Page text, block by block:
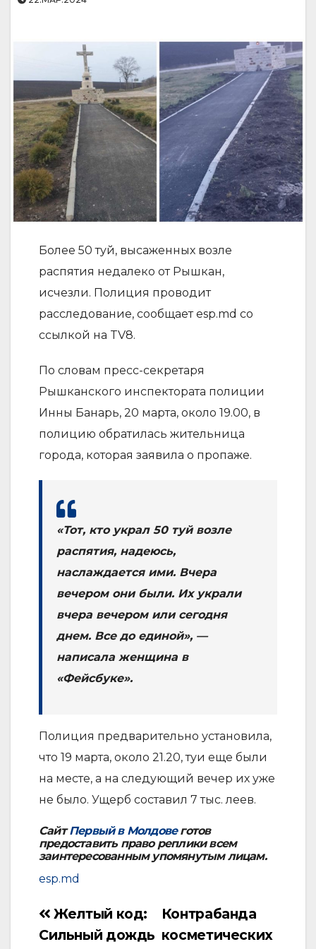
Более 50 туй, высаженных возле
распятия недалеко от Рышкан,
исчезли. Полиция проводит
расследование, сообщает esp.md со
ссылкой на TV8.
По словам пресс-секретаря
Рышканского инспектората полиции
Инны Банарь, 20 марта, около 19.00, в
полицию обратилась жительница
города, которая заявила о пропаже.
«Тот, кто украл 50 туй возле
распятия, надеюсь,
наслаждается ими. Вчера
вечером они были. Их украли
вчера вечером или сегодня
днем. Все до единой», —
написала женщина в
«Фейсбуке».
Полиция предварительно установила,
что 19 марта, около 21.20, туи еще были
на месте, а на следующий вечер их уже
не было. Ущерб составил 7 тыс. леев.
СайтПервый в Молдовеготов
предоставить право реплики всем
заинтересованным упомянутым лицам.
esp.md
Навигация
по
Контрабанда
косметических
Желтый код:
Сильный дождь